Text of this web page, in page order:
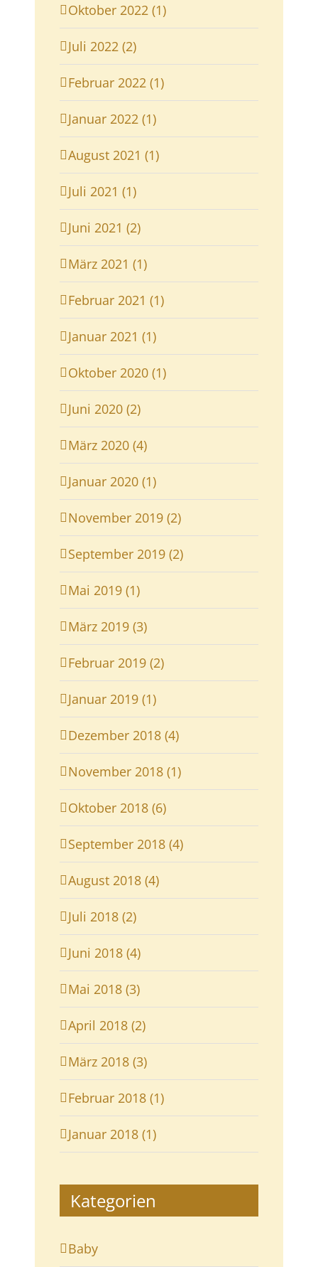
Oktober 2022 (1)
Juli 2022 (2)
Februar 2022 (1)
Januar 2022 (1)
August 2021 (1)
Juli 2021 (1)
Juni 2021 (2)
März 2021 (1)
Februar 2021 (1)
Januar 2021 (1)
Oktober 2020 (1)
Juni 2020 (2)
März 2020 (4)
Januar 2020 (1)
November 2019 (2)
September 2019 (2)
Mai 2019 (1)
März 2019 (3)
Februar 2019 (2)
Januar 2019 (1)
Dezember 2018 (4)
November 2018 (1)
Oktober 2018 (6)
September 2018 (4)
August 2018 (4)
Juli 2018 (2)
Juni 2018 (4)
Mai 2018 (3)
April 2018 (2)
März 2018 (3)
Februar 2018 (1)
Januar 2018 (1)
Kategorien
Baby